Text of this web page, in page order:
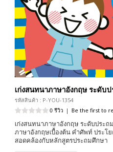
เก่งสนทนาภาษาอังกฤษ ระดับ
รหัสสินค้า : P-YOU-1354
0 รีวิว | Be the first to
เก่งสนทนาภาษาอังกฤษ ระดับประ
ภาษาอังกฤษเบื้องต้น คำศัพท์ ประ
สอดคล้องกับหลักสูตรประถมศึกษา